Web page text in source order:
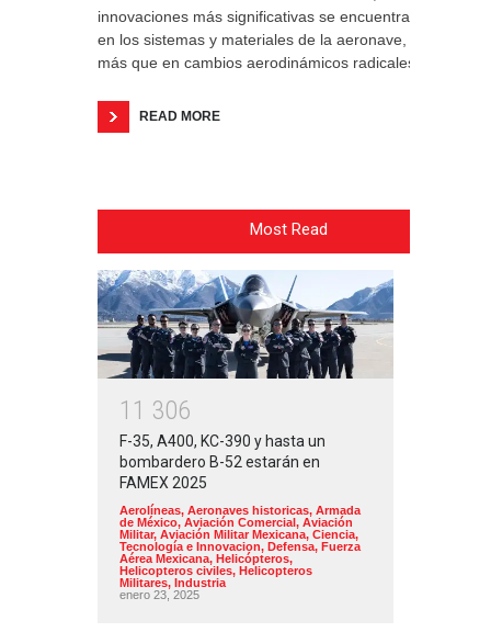
innovaciones más significativas se encuentran
en los sistemas y materiales de la aeronave,
más que en cambios aerodinámicos radicales.
READ MORE
Most Read
1 1 306
F-35, A400, KC-390 y hasta un
bombardero B-52 estarán en
FAMEX 2025
Aerolíneas, Aeronaves historicas, Armada
de México, Aviación Comercial, Aviación
Militar, Aviación Militar Mexicana, Ciencia,
Tecnología e Innovacion, Defensa, Fuerza
Aérea Mexicana, Helicópteros,
Helicopteros civiles, Helicopteros
Militares, Industria
enero 23, 2025